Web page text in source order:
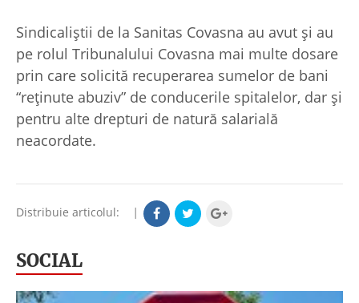
Sindicaliștii de la Sanitas Covasna au avut și au
pe rolul Tribunalului Covasna mai multe dosare
prin care solicită recuperarea sumelor de bani
“reţinute abuziv” de conducerile spitalelor, dar şi
pentru alte drepturi de natură salarială
neacordate.
Distribuie articolul: |
SOCIAL